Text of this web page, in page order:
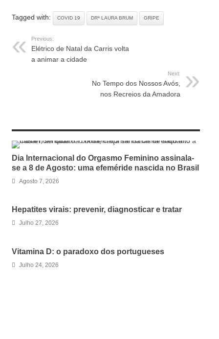
Tagged with: COVID 19 DRª LAURA BRUM GRIPE
Previous:
Elétrico de Natal da Carris volta
a animar a cidade
Next:
No Tempo dos Nossos Avós,
nos Recreios da Amadora
Dia Internacional do Orgasmo Feminino assinala-
se a 8 de Agosto: uma efeméride nascida no Brasil
Agosto 7, 2026
Hepatites virais: prevenir, diagnosticar e tratar
Julho 27, 2026
Vitamina D: o paradoxo dos portugueses
Julho 24, 2026